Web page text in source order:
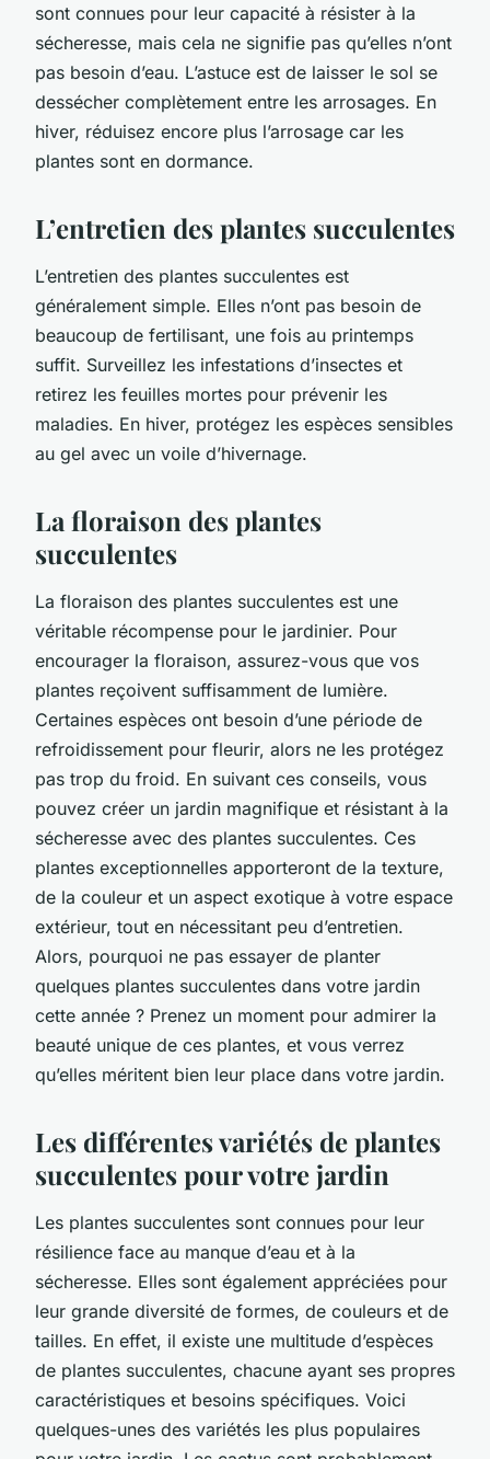
sont connues pour leur capacité à résister à la
sécheresse, mais cela ne signifie pas qu’elles n’ont
pas besoin d’eau. L’astuce est de laisser le sol se
dessécher complètement entre les arrosages. En
hiver, réduisez encore plus l’arrosage car les
plantes sont en dormance.
L’entretien des plantes succulentes
L’entretien des plantes succulentes est
généralement simple. Elles n’ont pas besoin de
beaucoup de fertilisant, une fois au printemps
suffit. Surveillez les infestations d’insectes et
retirez les feuilles mortes pour prévenir les
maladies. En hiver, protégez les espèces sensibles
au gel avec un voile d’hivernage.
La floraison des plantes
succulentes
La floraison des plantes succulentes est une
véritable récompense pour le jardinier. Pour
encourager la floraison, assurez-vous que vos
plantes reçoivent suffisamment de lumière.
Certaines espèces ont besoin d’une période de
refroidissement pour fleurir, alors ne les protégez
pas trop du froid. En suivant ces conseils, vous
pouvez créer un jardin magnifique et résistant à la
sécheresse avec des plantes succulentes. Ces
plantes exceptionnelles apporteront de la texture,
de la couleur et un aspect exotique à votre espace
extérieur, tout en nécessitant peu d’entretien.
Alors, pourquoi ne pas essayer de planter
quelques plantes succulentes dans votre jardin
cette année ? Prenez un moment pour admirer la
beauté unique de ces plantes, et vous verrez
qu’elles méritent bien leur place dans votre jardin.
Les différentes variétés de plantes
succulentes pour votre jardin
Les plantes succulentes sont connues pour leur
résilience face au manque d’eau et à la
sécheresse. Elles sont également appréciées pour
leur grande diversité de formes, de couleurs et de
tailles. En effet, il existe une multitude d’espèces
de plantes succulentes, chacune ayant ses propres
caractéristiques et besoins spécifiques. Voici
quelques-unes des variétés les plus populaires